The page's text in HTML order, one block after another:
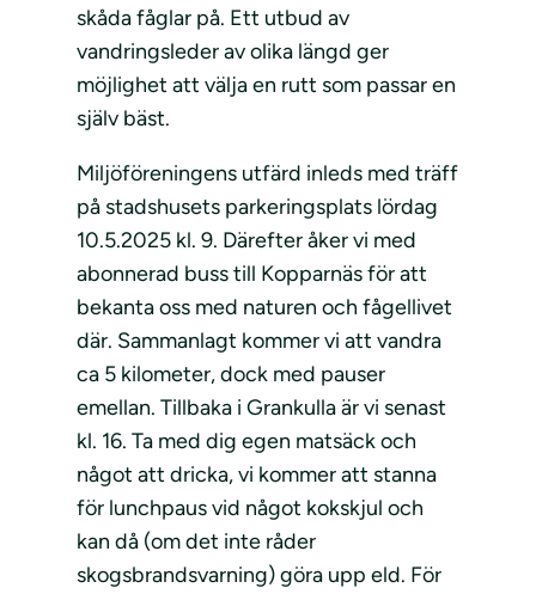
skåda fåglar på. Ett utbud av
vandringsleder av olika längd ger
möjlighet att välja en rutt som passar en
själv bäst.
Miljöföreningens utfärd inleds med träff
på stadshusets parkeringsplats lördag
10.5.2025 kl. 9. Därefter åker vi med
abonnerad buss till Kopparnäs för att
bekanta oss med naturen och fågellivet
där. Sammanlagt kommer vi att vandra
ca 5 kilometer, dock med pauser
emellan. Tillbaka i Grankulla är vi senast
kl. 16. Ta med dig egen matsäck och
något att dricka, vi kommer att stanna
för lunchpaus vid något kokskjul och
kan då (om det inte råder
skogsbrandsvarning) göra upp eld. För